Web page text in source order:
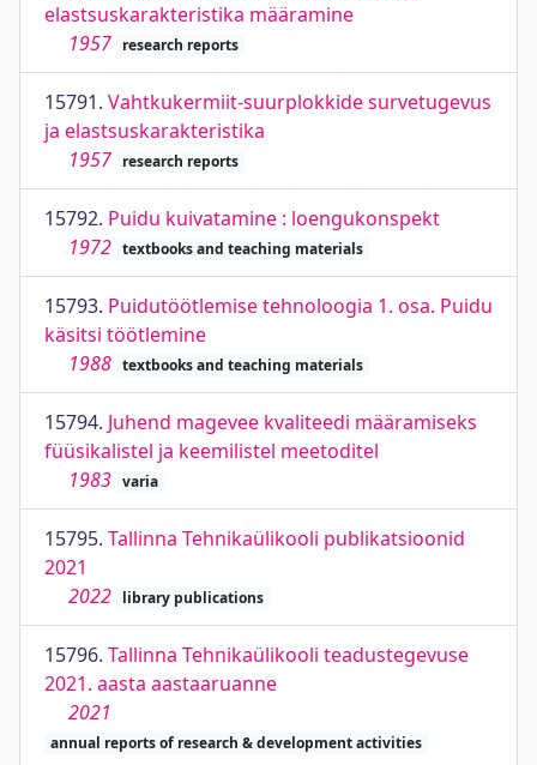
elastsuskarakteristika määramine
1957 research reports
15791. Vahtkukermiit-suurplokkide survetugevus
ja elastsuskarakteristika
1957 research reports
15792. Puidu kuivatamine : loengukonspekt
1972 textbooks and teaching materials
15793. Puidutöötlemise tehnoloogia 1. osa. Puidu
käsitsi töötlemine
1988 textbooks and teaching materials
15794. Juhend magevee kvaliteedi määramiseks
füüsikalistel ja keemilistel meetoditel
1983 varia
15795. Tallinna Tehnikaülikooli publikatsioonid
2021
2022 library publications
15796. Tallinna Tehnikaülikooli teadustegevuse
2021. aasta aastaaruanne
2021
annual reports of research & development activities